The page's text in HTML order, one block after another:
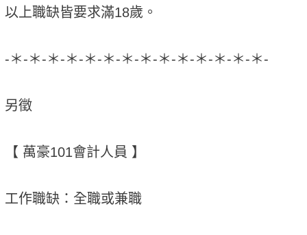
以上職缺皆要求滿18歲。
-＊-＊-＊-＊-＊-＊-＊-＊-＊-＊-＊-＊-＊-＊-
另徵
【 萬豪101會計人員 】
工作職缺：全職或兼職